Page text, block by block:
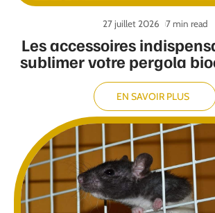
Les accessoires
sublimer votre pergola
27 juillet 2026 7 min read
EN SAVOIR PLUS